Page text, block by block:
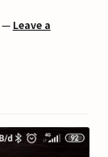
— Leave a